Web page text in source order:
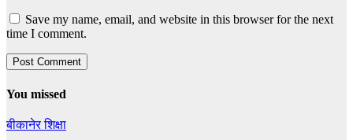
Save my name, email, and website in this browser for the next
time I comment.
You missed
बीकानेरशिक्षा